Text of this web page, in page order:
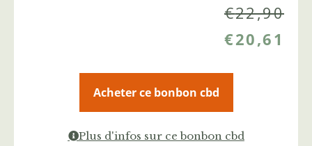
€22,90
€20,61
Acheter ce bonbon cbd
Plus d'infos sur ce bonbon cbd